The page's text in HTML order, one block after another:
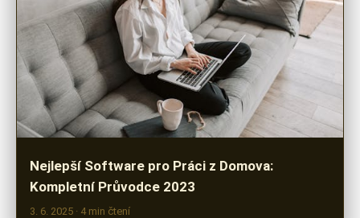
Nejlepší Software pro Práci z Domova:
Kompletní Průvodce 2023
3. 6. 2025 · 4 min čtení